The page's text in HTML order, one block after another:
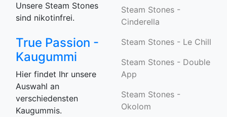
Unsere Steam Stones
sind nikotinfrei.
True Passion -
Kaugummi
Hier findet Ihr unsere
Auswahl an
verschiedensten
Kaugummis.
Steam Stones -
Cinderella
Steam Stones - Le Chill
Steam Stones - Double
App
Steam Stones -
Okolom